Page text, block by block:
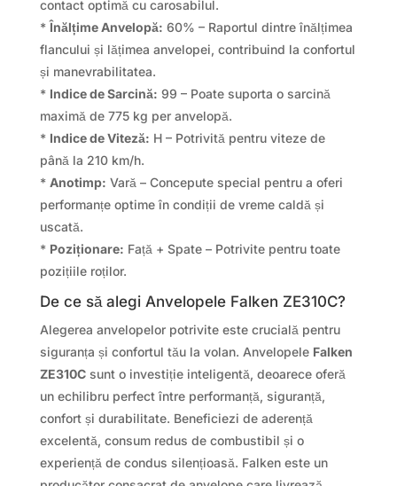
contact optimă cu carosabilul.
*Înălțime Anvelopă: 60% – Raportul dintre înălțimea
flancului și lățimea anvelopei, contribuind la confortul
și manevrabilitatea.
* Indice de Sarcină: 99 – Poate suporta o sarcină
maximă de 775 kg per anvelopă.
* Indice de Viteză: H – Potrivită pentru viteze de
până la 210 km/h.
* Anotimp: Vară – Concepute special pentru a oferi
performanțe optime în condiții de vreme caldă și
uscată.
* Poziționare: Față + Spate – Potrivite pentru toate
pozițiile roților.
De ce să alegi Anvelopele Falken ZE310C?
Alegerea anvelopelor potrivite este crucială pentru
siguranța și confortul tău la volan. Anvelopele Falken
ZE310Csunt o investiție inteligentă, deoarece oferă
un echilibru perfect între performanță, siguranță,
confort și durabilitate. Beneficiezi de aderență
excelentă, consum redus de combustibil și o
experiență de condus silențioasă. Falken este un